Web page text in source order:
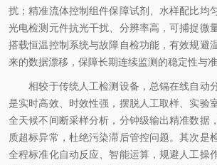
扰；精准流体控制组件保障试剂、水样配比均
光电检测元件抗光干扰、分辨率高，可捕捉微
搭载恒温控制系统与故障自检功能，有效规避
来的数据漂移，保障长期连续监测的稳定性与准
相较于传统人工检测设备，总镉在线自动
是实时高效、时效性强，摆脱人工取样、实验
全天候不间断采样分析，分钟级输出精准数据
质超标异常，杜绝污染滞后管控问题。其次是
全程标准化自动反应、智能运算，规避人工操